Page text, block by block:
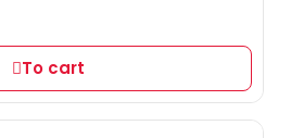
To cart